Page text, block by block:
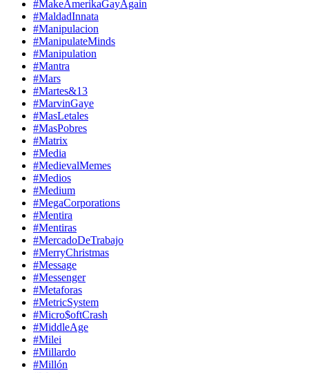
#MakeAmerikaGayAgain
#MaldadInnata
#Manipulacion
#ManipulateMinds
#Manipulation
#Mantra
#Mars
#Martes&13
#MarvinGaye
#MasLetales
#MasPobres
#Matrix
#Media
#MedievalMemes
#Medios
#Medium
#MegaCorporations
#Mentira
#Mentiras
#MercadoDeTrabajo
#MerryChristmas
#Message
#Messenger
#Metaforas
#MetricSystem
#Micro$oftCrash
#MiddleAge
#Milei
#Millardo
#Millón